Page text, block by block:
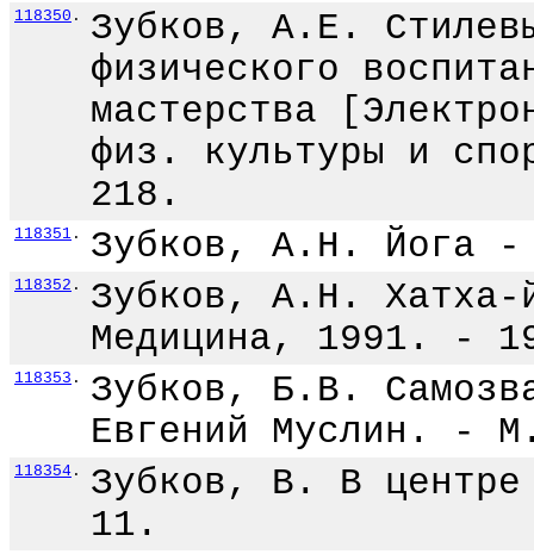
118350 .
Зубков, А.Е.
физического
мастерства
физ. культуры и
218.
118351 . Зубков, А.Н. Йога
118352 .
Зубков, А.Н.
Медицина, 1991. -
118353 .
Зубков, Б.В.
Евгений Муслин. -
118354 .
Зубков, В. В
11.